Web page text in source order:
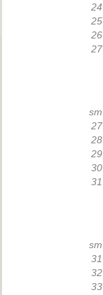
24
25
26
27
sm
27
28
29
30
31
sm
31
32
33